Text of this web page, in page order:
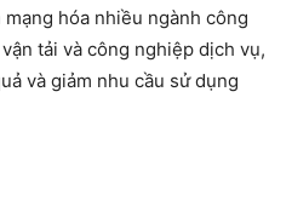
hóa nhiều ngành công
tải và công nghiệp dịch vụ,
và giảm nhu cầu sử dụng